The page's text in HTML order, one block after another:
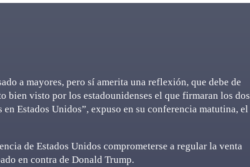
a mayores, pero sí amerita una reflexión, que debe de
bien visto por los estadounidenses el que firmaran los dos
Estados Unidos”, expuso en su conferencia matutina, el
de Estados Unidos comprometerse a regular la venta
en contra de Donald Trump.